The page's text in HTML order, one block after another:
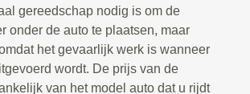
gereedschap nodig is om de
onder de auto te plaatsen, maar
het gevaarlijk werk is wanneer
wordt. De prijs van de
van het model auto dat u rijdt